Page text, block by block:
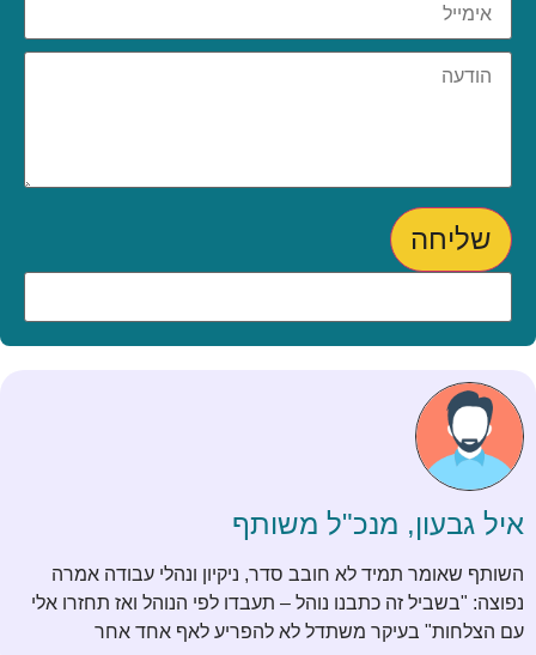
שליחה
איל גבעון, מנכ"ל משותף
השותף שאומר תמיד לא חובב סדר, ניקיון ונהלי עבודה אמרה
נפוצה: "בשביל זה כתבנו נוהל – תעבדו לפי הנוהל ואז תחזרו אלי
עם הצלחות" בעיקר משתדל לא להפריע לאף אחד אחר